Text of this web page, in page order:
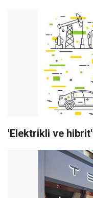
'Elektrikli ve